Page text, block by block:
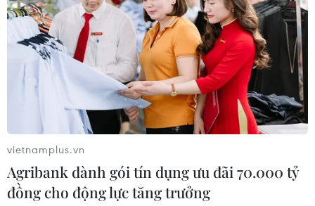
vietnamplus.vn
Agribank dành gói tín dụng ưu đãi 70.000 tỷ
đồng cho động lực tăng trưởng